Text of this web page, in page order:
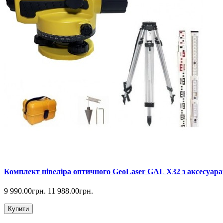
Комплект нівеліра оптичного GeoLaser GAL Х32 з
9 990.00грн. 11 988.00грн.
Купити